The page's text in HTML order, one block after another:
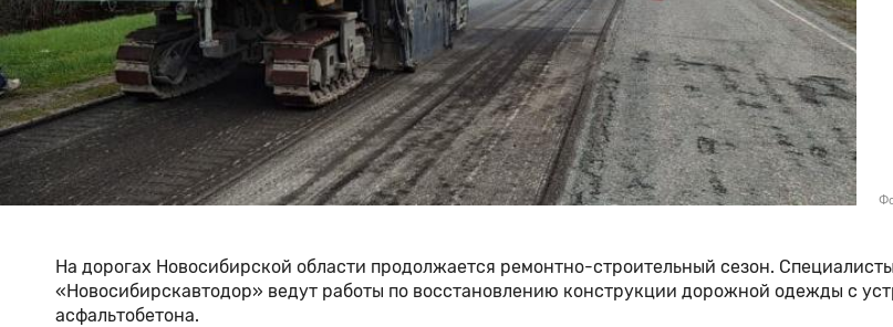
На дорогах Новосибирской области продолжается ремонтно-строительный сезон.
«Новосибирскавтодор» ведут работы по восстановлению конструкции дорожной одежды с
асфальтобетона.